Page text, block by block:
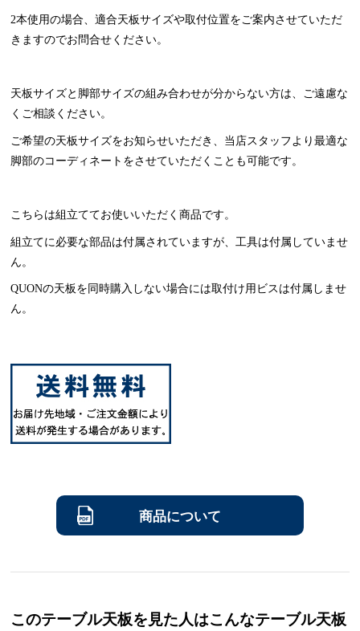
2本使用の場合、適合天板サイズや取付位置をご案内させていただ
きますのでお問合せください。
天板サイズと脚部サイズの組み合わせが分からない方は、ご遠慮な
くご相談ください。
ご希望の天板サイズをお知らせいただき、当店スタッフより最適な
脚部のコーディネートをさせていただくことも可能です。
こちらは組立ててお使いいただく商品です。
組立てに必要な部品は付属されていますが、工具は付属していませ
ん。
QUONの天板を同時購入しない場合には取付け用ビスは付属しませ
ん。
商品について
このテーブル天板を見た人はこんなテーブル天板